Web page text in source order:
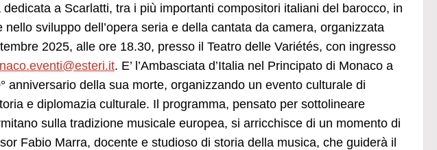
a Scarlatti, tra i più importanti compositori italiani del barocco, in
sviluppo dell’opera seria e della cantata da camera, organizzata
2025, alle ore 18.30, presso il Teatro delle Variétés, con ingresso
. E’ l’Ambasciata d’Italia nel Principato di Monaco a
anniversario della sua morte, organizzando un evento culturale di
e diplomazia culturale. Il programma, pensato per sottolineare
sulla tradizione musicale europea, si arricchisce di un momento di
Fabio Marra, docente e studioso di storia della musica, che guiderà il